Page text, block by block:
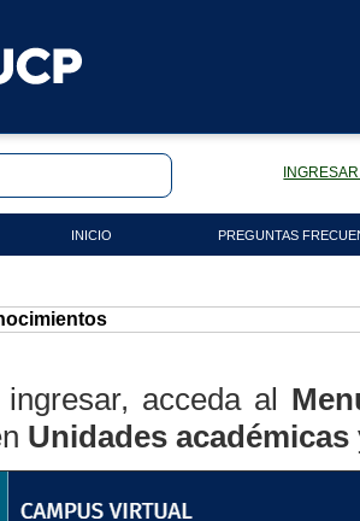
INICIO PREGUNTAS
ingresar, acceda al
Unidades académicas